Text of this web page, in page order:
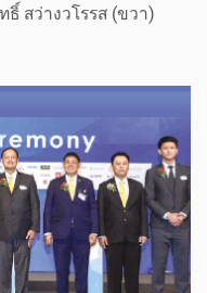
สว่างวโรรส (ขวา)